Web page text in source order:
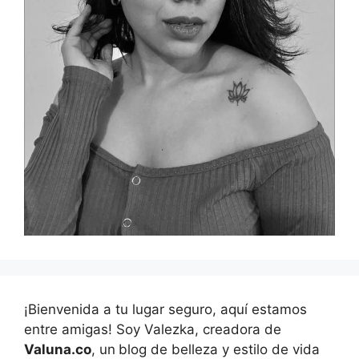
¡Bienvenida a tu lugar seguro, aquí estamos
entre amigas! Soy Valezka, creadora de
Valuna.co, un blog de belleza y estilo de vida